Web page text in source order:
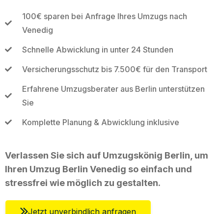
100€ sparen bei Anfrage Ihres Umzugs nach
Venedig
Schnelle Abwicklung in unter 24 Stunden
Versicherungsschutz bis 7.500€ für den Transport
Erfahrene Umzugsberater aus Berlin unterstützen
Sie
Komplette Planung & Abwicklung inklusive
Verlassen Sie sich auf Umzugskönig Berlin, um
Ihren Umzug Berlin Venedig so einfach und
stressfrei wie möglich zu gestalten.
Jetzt unverbindlich anfragen